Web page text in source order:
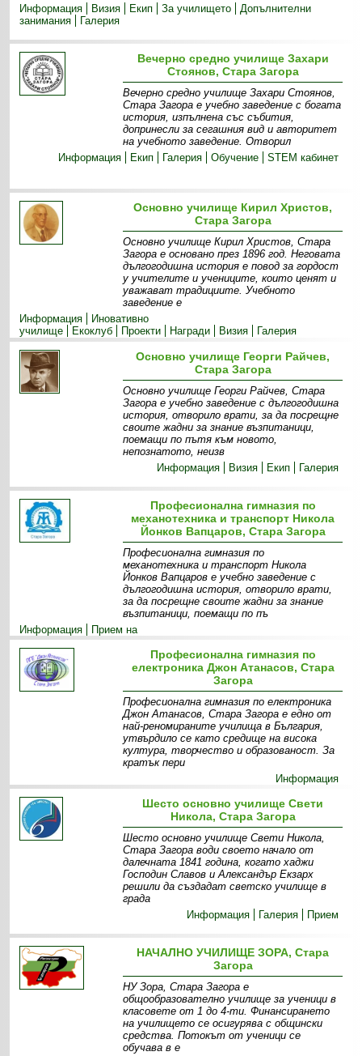
Информация
Визия Екип За училището
Допълнителни
занимания
Галерия
Вечерно средно училище Захари
Стоянов, Стара Загора
Вечерно средно училище Захари Стоянов,
Стара Загора е учебно заведение с богата
история, изпълнена със събития,
допринесли за сегашния вид и авторитет
на учебното заведение. Отворил
Информация
Екип Галерия Обучение STEM кабинет
Основно училище Кирил Христов,
Стара Загора
Основно училище Кирил Христов, Стара
Загора е основано през 1896 год. Неговата
дългогодишна история е повод за гордост
у учителите и учениците, които ценят и
уважават традициите. Учебното
заведение е
Информация
Иновативно
училище
Екоклуб Прoекти Награди Визия Галерия
Основно училище Георги Райчев,
Стара Загора
Основно училище Георги Райчев, Стара
Загора е учебно заведение с дългогодишна
история, отворило врати, за да посрещне
своите жадни за знание възпитаници,
поемащи по пътя към новото,
непознатото, неизв
Информация
Визия Екип Галерия
Професионална гимназия по
механотехника и транспорт Никола
Йонков Вапцаров, Стара Загора
Професионална гимназия по
механотехника и транспорт Никола
Йонков Вапцаров е учебно заведение с
дългогодишна история, отворило врати,
за да посрещне своите жадни за знание
възпитаници, поемащи по пъ
Информация
Прием на
ученици
Екип Мисия
Професионална гимназия по
електроника Джон Атанасов, Стара
Загора
Професионална гимназия по електроника
Джон Атанасов, Стара Загора е едно от
най-реномираните училища в България,
утвърдило се като средище на висока
култура, творчество и образованост. За
кратък пери
Информация
Шесто основно училище Свети
Никола, Стара Загора
Шесто основно училище Свети Никола,
Стара Загора води своето начало от
далечната 1841 година, когато хаджи
Господин Славов и Александър Екзарх
решили да създадат светско училище в
града
Информация
Галерия Прием
НАЧАЛНО УЧИЛИЩЕ ЗОРА, Стара
Загора
НУ Зора, Стара Загора е
общообразователно училище за ученици в
класовете от 1 до 4-ти. Финансирането
на училището се осигурява с общински
средства. Потокът от ученици се
обучава в е